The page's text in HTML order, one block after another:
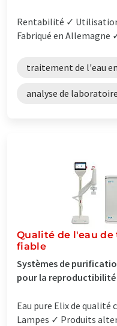
Rentabilité ✓
Fabriqué en Allemagne
traitement de l'eau
analyse de laboratoire
Qualité de l'eau
fiable
Systèmes de
pour la
Eau pure Elix de
Lampes ✓ Produits